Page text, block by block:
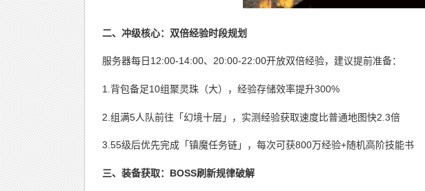
二、冲级核心：双倍经验时段规划
服务器每日12:00-14:00、20:00-22:00开放双倍经验，建议提前准备：
1.背包备足10组聚灵珠（大），经验存储效率提升300%
2.组满5人队前往「幻境十层」，实测经验获取速度比普通地图快2.3倍
3.55级后优先完成「镇魔任务链」，每次可获800万经验+随机高阶技能书
三、装备获取：BOSS刷新规律破解